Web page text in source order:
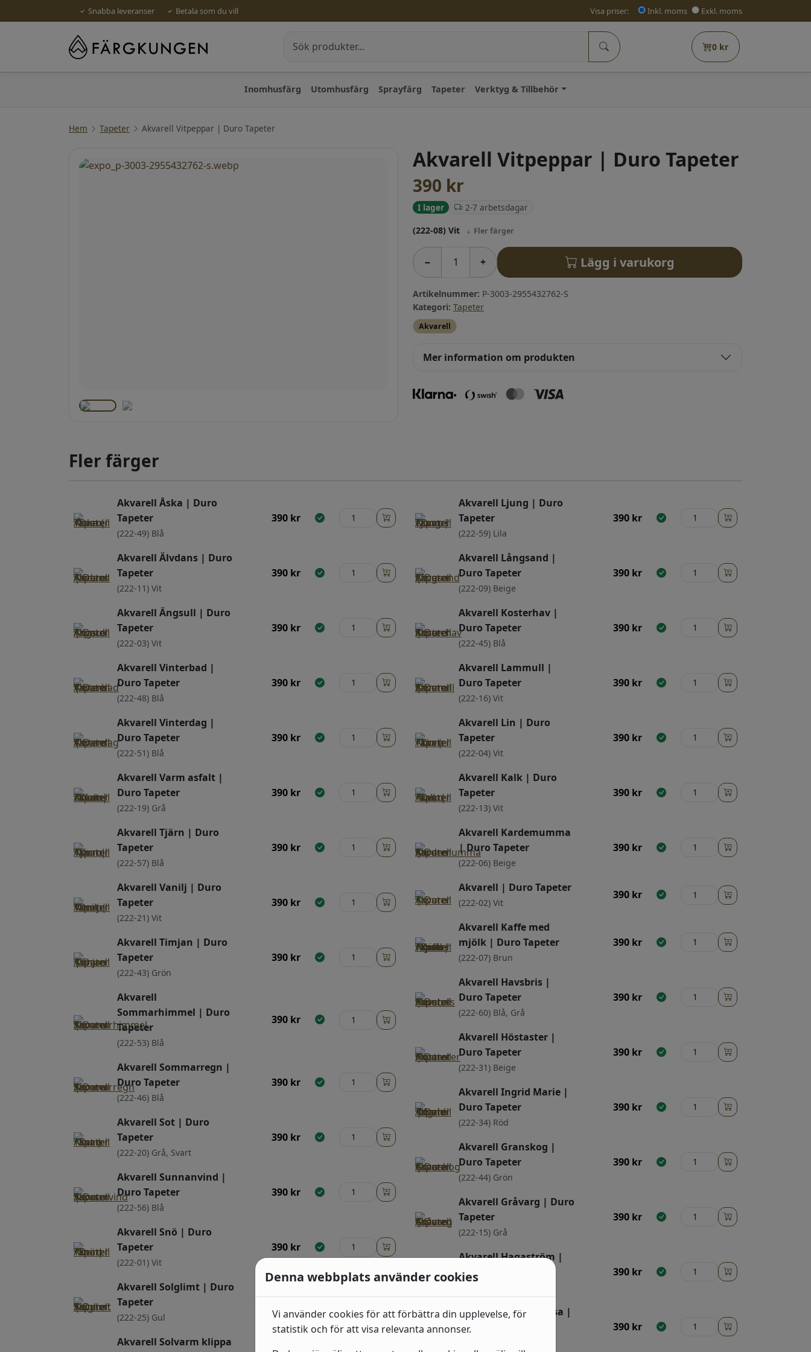
Snabba leveranser Betala som du vill Visa priser: Inkl. moms Exkl. moms
0 kr
Inomhusfärg Utomhusfärg Sprayfärg Tapeter Verktyg & Tillbehör
Hem Tapeter Akvarell Vitpeppar | Duro Tapeter
Akvarell Vitpeppar | Duro Tapeter
390 kr
I lager 2-7 arbetsdagar
(222-08) Vit Fler färger
− + Lägg i varukorg
Artikelnummer: P-3003-2955432762-S
Kategori: Tapeter
Akvarell
Mer information om produkten
Fler färger
Akvarell Åska | Duro
Tapeter
(222-49) Blå
390 kr
Akvarell Älvdans | Duro
Tapeter
(222-11) Vit
390 kr
Akvarell Ängsull | Duro
Tapeter
(222-03) Vit
390 kr
Akvarell Vinterbad |
Duro Tapeter
(222-48) Blå
390 kr
Akvarell Vinterdag |
Duro Tapeter
(222-51) Blå
390 kr
Akvarell Varm asfalt |
Duro Tapeter
(222-19) Grå
390 kr
Akvarell Tjärn | Duro
Tapeter
(222-57) Blå
390 kr
Akvarell Vanilj | Duro
Tapeter
(222-21) Vit
390 kr
Akvarell Timjan | Duro
Tapeter
(222-43) Grön
390 kr
Akvarell
Sommarhimmel | Duro
Tapeter
(222-53) Blå
390 kr
Akvarell Sommarregn |
Duro Tapeter
(222-46) Blå
390 kr
Akvarell Sot | Duro
Tapeter
(222-20) Grå, Svart
390 kr
Akvarell Sunnanvind |
Duro Tapeter
(222-56) Blå
390 kr
Akvarell Snö | Duro
Tapeter
(222-01) Vit
390 kr
Akvarell Solglimt | Duro
Tapeter
(222-25) Gul
390kr
Akvarell Solvarm klippa
Akvarell Ljung | Duro
Tapeter
(222-59) Lila
390 kr
Akvarell Långsand |
Duro Tapeter
(222-09) Beige
390 kr
Akvarell Kosterhav |
Duro Tapeter
(222-45) Blå
390 kr
Akvarell Lammull |
Duro Tapeter
(222-16) Vit
390 kr
Akvarell Lin | Duro
Tapeter
(222-04) Vit
390 kr
Akvarell Kalk | Duro
Tapeter
(222-13) Vit
390 kr
Akvarell Kardemumma
| Duro Tapeter
(222-06) Beige
390 kr
Akvarell | Duro Tapeter
(222-02) Vit
390 kr
Akvarell Kaffe med
mjölk | Duro Tapeter
(222-07) Brun
390 kr
Akvarell Havsbris |
Duro Tapeter
(222-60) Blå, Grå
390 kr
Akvarell Höstaster |
Duro Tapeter
(222-31) Beige
390 kr
Akvarell Ingrid Marie |
Duro Tapeter
(222-34) Röd
390 kr
Akvarell Granskog |
Duro Tapeter
(222-44) Grön
390 kr
Akvarell Gråvarg | Duro
Tapeter
(222-15) Grå
390 kr
Akvarell Hagaström |
Duro Tapeter
390 kr
Akvarell Gammalrosa |
Duro Tapeter
390 kr
Denna webbplats använder cookies
Vi använder cookies för att förbättra din upplevelse, för
statistik och för att visa relevanta annonser.